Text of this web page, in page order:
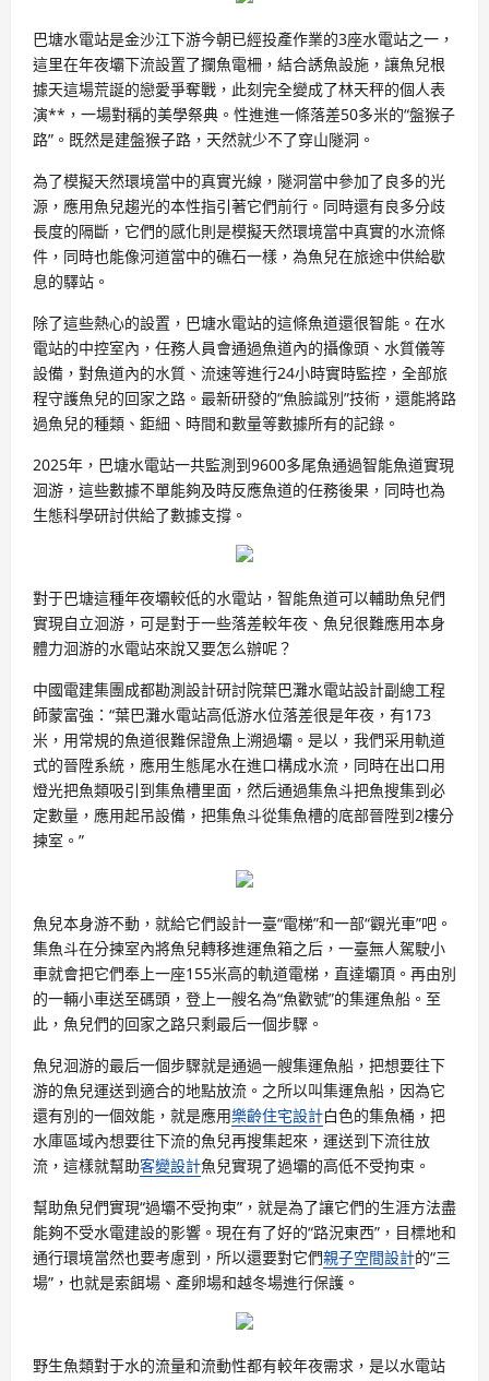
巴塘水電站是金沙江下游今朝已經投產作業的3座水電站之一，
這里在年夜壩下流設置了攔魚電柵，結合誘魚設施，讓魚兒根
據天這場荒誕的戀愛爭奪戰，此刻完全變成了林天秤的個人表
演**，一場對稱的美學祭典。性進進一條落差50多米的“盤猴子
路”。既然是建盤猴子路，天然就少不了穿山隧洞。
為了模擬天然環境當中的真實光線，隧洞當中參加了良多的光
源，應用魚兒趨光的本性指引著它們前行。同時還有良多分歧
長度的隔斷，它們的感化則是模擬天然環境當中真實的水流條
件，同時也能像河道當中的礁石一樣，為魚兒在旅途中供給歇
息的驛站。
除了這些熱心的設置，巴塘水電站的這條魚道還很智能。在水
電站的中控室內，任務人員會通過魚道內的攝像頭、水質儀等
設備，對魚道內的水質、流速等進行24小時實時監控，全部旅
程守護魚兒的回家之路。最新研發的“魚臉識別”技術，還能將路
過魚兒的種類、鉅細、時間和數量等數據所有的記錄。
2025年，巴塘水電站一共監測到9600多尾魚通過智能魚道實現
洄游，這些數據不單能夠及時反應魚道的任務後果，同時也為
生態科學研討供給了數據支撐。
對于巴塘這種年夜壩較低的水電站，智能魚道可以輔助魚兒們
實現自立洄游，可是對于一些落差較年夜、魚兒很難應用本身
體力洄游的水電站來說又要怎么辦呢？
中國電建集團成都勘測設計研討院葉巴灘水電站設計副總工程
師蒙富強：“葉巴灘水電站高低游水位落差很是年夜，有173
米，用常規的魚道很難保證魚上溯過壩。是以，我們采用軌道
式的晉陞系統，應用生態尾水在進口構成水流，同時在出口用
燈光把魚類吸引到集魚槽里面，然后通過集魚斗把魚搜集到必
定數量，應用起吊設備，把集魚斗從集魚槽的底部晉陞到2樓分
揀室。”
魚兒本身游不動，就給它們設計一臺“電梯”和一部“觀光車”吧。
集魚斗在分揀室內將魚兒轉移進運魚箱之后，一臺無人駕駛小
車就會把它們奉上一座155米高的軌道電梯，直達壩頂。再由別
的一輛小車送至碼頭，登上一艘名為“魚歡號”的集運魚船。至
此，魚兒們的回家之路只剩最后一個步驟。
魚兒洄游的最后一個步驟就是通過一艘集運魚船，把想要往下
游的魚兒運送到適合的地點放流。之所以叫集運魚船，因為它
還有別的一個效能，就是應用樂齡住宅設計白色的集魚桶，把
水庫區域內想要往下流的魚兒再搜集起來，運送到下流往放
流，這樣就幫助客變設計魚兒實現了過壩的高低不受拘束。
幫助魚兒們實現“過壩不受拘束”，就是為了讓它們的生涯方法盡
能夠不受水電建設的影響。現在有了好的“路況東西”，目標地和
通行環境當然也要考慮到，所以還要對它們親子空間設計的“三
場”，也就是索餌場、產卵場和越冬場進行保護。
野生魚類對于水的流量和流動性都有較年夜需求，是以水電站